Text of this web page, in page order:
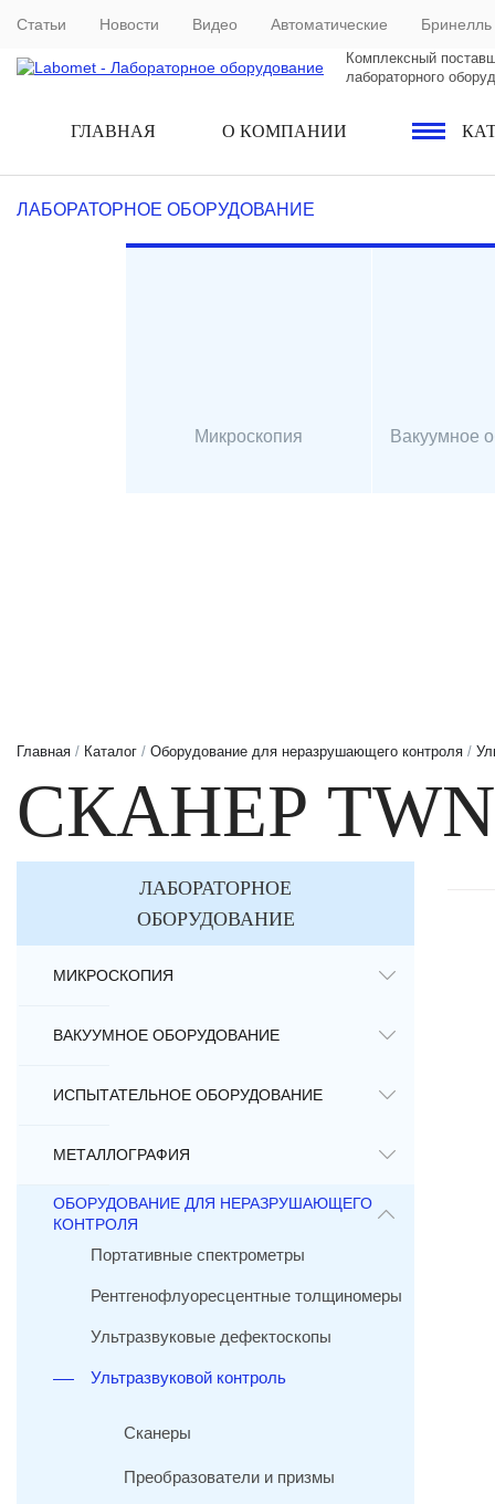
Статьи Новости Видео Автоматические Бринелль
Комплексный
лабораторного
ГЛАВНАЯ О КОМПАНИИ
ЛАБОРАТОРНОЕ ОБОРУДОВАНИЕ
Микроскопия Вакуумное
Главная / Каталог / Оборудование для неразрушающего контроля /
СКАНЕР
ЛАБОРАТОРНОЕ
ОБОРУДОВАНИЕ
МИКРОСКОПИЯ
ВАКУУМНОЕ ОБОРУДОВАНИЕ
ИСПЫТАТЕЛЬНОЕ ОБОРУДОВАНИЕ
МЕТАЛЛОГРАФИЯ
ОБОРУДОВАНИЕ ДЛЯ НЕРАЗРУШАЮЩЕГО
КОНТРОЛЯ
Портативные спектрометры
Рентгенофлуоресцентные толщиномеры
Ультразвуковые дефектоскопы
Ультразвуковой контроль
Сканеры
Преобразователи и призмы